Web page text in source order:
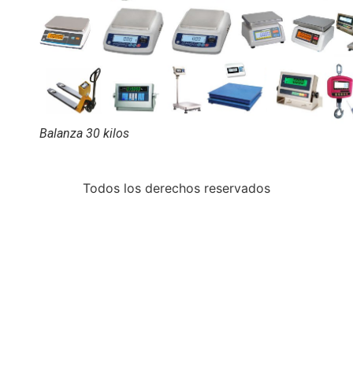
Balanza 30 kilos
Todos los derechos reservados